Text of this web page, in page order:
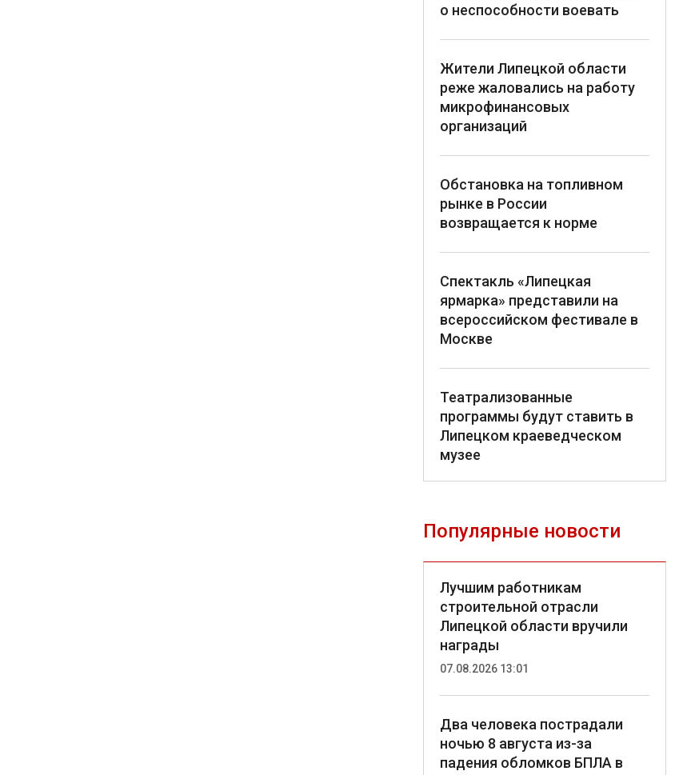
о неспособности воевать
Жители Липецкой области
реже жаловались на работу
микрофинансовых
организаций
Обстановка на топливном
рынке в России
возвращается к норме
Спектакль «Липецкая
ярмарка» представили на
всероссийском фестивале в
Москве
Театрализованные
программы будут ставить в
Липецком краеведческом
музее
Популярные новости
Лучшим работникам
строительной отрасли
Липецкой области вручили
награды
07.08.2026 13:01
Два человека пострадали
ночью 8 августа из-за
падения обломков БПЛА в